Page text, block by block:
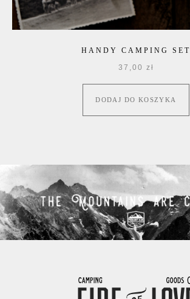
HANDY CAMPING SET
37,00 zł
DODAJ DO KOSZYKA